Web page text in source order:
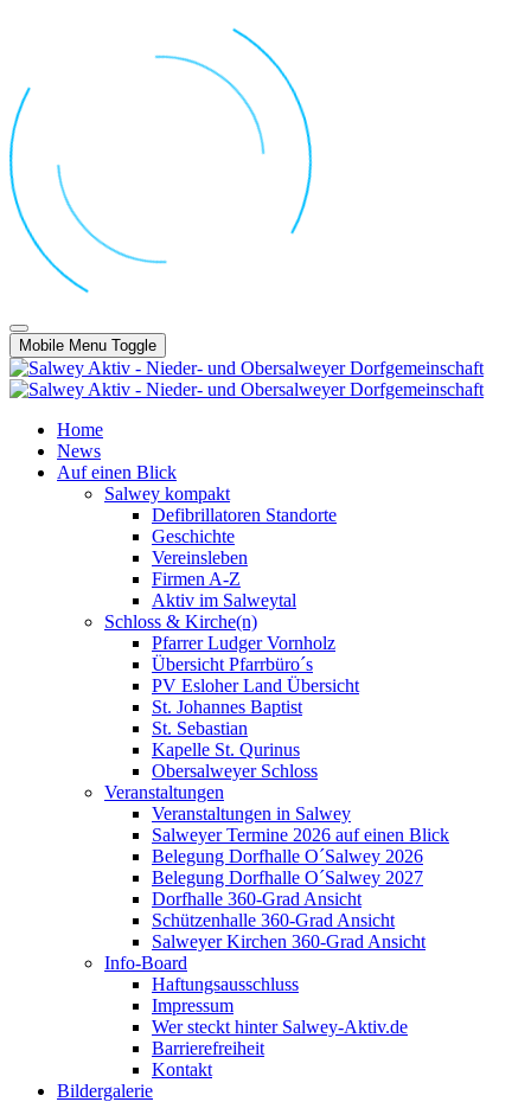
Mobile Menu Toggle
Home
News
Auf einen Blick
Salwey kompakt
Defibrillatoren Standorte
Geschichte
Vereinsleben
Firmen A-Z
Aktiv im Salweytal
Schloss & Kirche(n)
Pfarrer Ludger Vornholz
Übersicht Pfarrbüro´s
PV Esloher Land Übersicht
St. Johannes Baptist
St. Sebastian
Kapelle St. Qurinus
Obersalweyer Schloss
Veranstaltungen
Veranstaltungen in Salwey
Salweyer Termine 2026 auf einen Blick
Belegung Dorfhalle O´Salwey 2026
Belegung Dorfhalle O´Salwey 2027
Dorfhalle 360-Grad Ansicht
Schützenhalle 360-Grad Ansicht
Salweyer Kirchen 360-Grad Ansicht
Info-Board
Haftungsausschluss
Impressum
Wer steckt hinter Salwey-Aktiv.de
Barrierefreiheit
Kontakt
Bildergalerie